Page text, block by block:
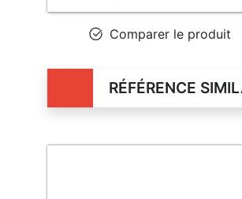
Comparer le produit
RÉFÉRENCE